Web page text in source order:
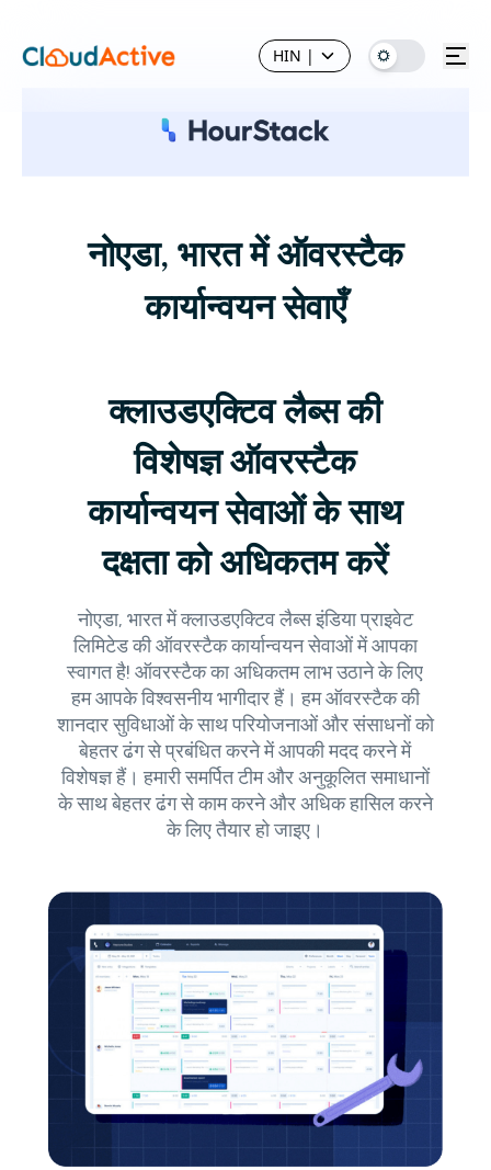
HIN |
नोएडा, भारत में ऑवरस्टैक
कार्यान्वयन सेवाएँ
क्लाउडएक्टिव लैब्स की
विशेषज्ञ ऑवरस्टैक
कार्यान्वयन सेवाओं के साथ
दक्षता को अधिकतम करें
नोएडा, भारत में क्लाउडएक्टिव लैब्स इंडिया प्राइवेट
लिमिटेड की ऑवरस्टैक कार्यान्वयन सेवाओं में आपका
स्वागत है! ऑवरस्टैक का अधिकतम लाभ उठाने के लिए
हम आपके विश्वसनीय भागीदार हैं। हम ऑवरस्टैक की
शानदार सुविधाओं के साथ परियोजनाओं और संसाधनों को
बेहतर ढंग से प्रबंधित करने में आपकी मदद करने में
विशेषज्ञ हैं। हमारी समर्पित टीम और अनुकूलित समाधानों
के साथ बेहतर ढंग से काम करने और अधिक हासिल करने
के लिए तैयार हो जाइए।